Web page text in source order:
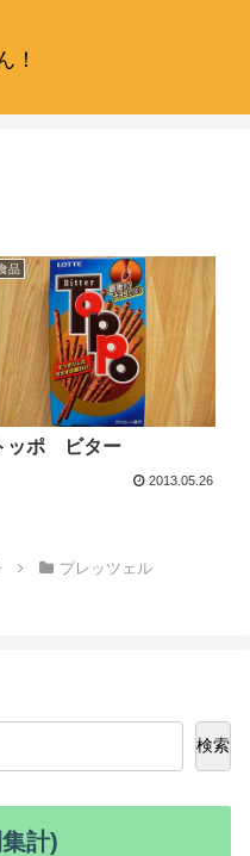
！
品
ッポ ビター
2013.05.26
プレッツェル
検索
計)